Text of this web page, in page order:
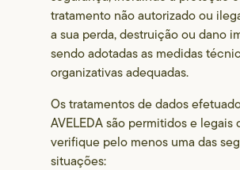
tratamento não autorizado ou
a sua perda, destruição ou dano
sendo adotadas as medidas
organizativas adequadas.
Os tratamentos de dados
AVELEDA são permitidos e legais
verifique pelo menos uma das
situações: